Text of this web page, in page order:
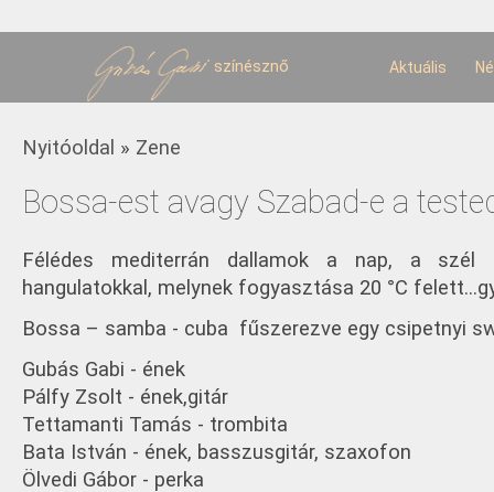
színésznő Aktuális
Jelenlegi hely
Nyitóoldal » Zene
Bossa-est avagy Szabad-e a
Félédes mediterrán dallamok a nap, a
hangulatokkal, melynek fogyasztása 20 °C
Bossa – samba - cuba fűszerezve egy csipetnyi
Gubás Gabi - ének
Pálfy Zsolt - ének,gitár
Tettamanti Tamás - trombita
Bata István - ének, basszusgitár, szaxofon
Ölvedi Gábor - perka